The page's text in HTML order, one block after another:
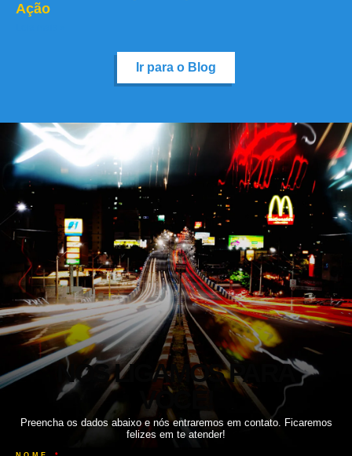
Ação
Ir para o Blog
NÓS LIGAMOS PARA
VOCÊ!
Preencha os dados abaixo e nós entraremos em contato. Ficaremos
felizes em te atender!